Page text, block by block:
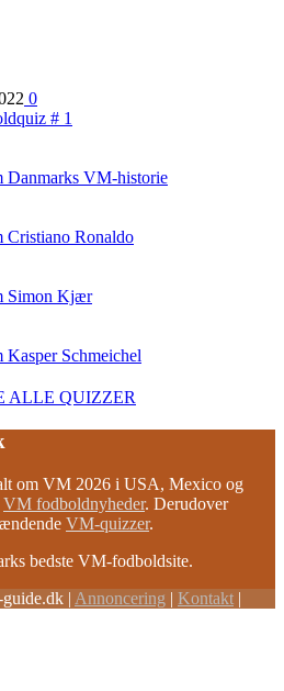
0
# 1
Danmarks VM-historie
Cristiano Ronaldo
Simon Kjær
Schmeichel
ALLE QUIZZER
om VM 2026 i USA, Mexico og
VM fodboldnyheder. Derudover
VM-quizzer.
bedste VM-fodboldsite.
| Annoncering | Kontakt |